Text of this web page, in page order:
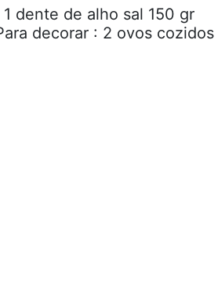
dente de alho sal 150 gr
decorar : 2 ovos cozidos